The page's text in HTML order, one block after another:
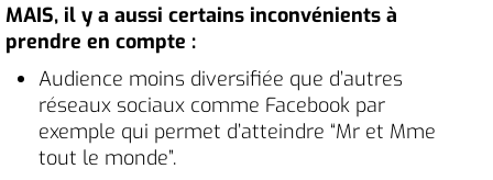
MAIS, il y a aussi certains inconvénients à
prendre en compte :
Audience moins diversifiée que d’autres
réseaux sociaux comme Facebook par
exemple qui permet d’atteindre “Mr et Mme
tout le monde”.